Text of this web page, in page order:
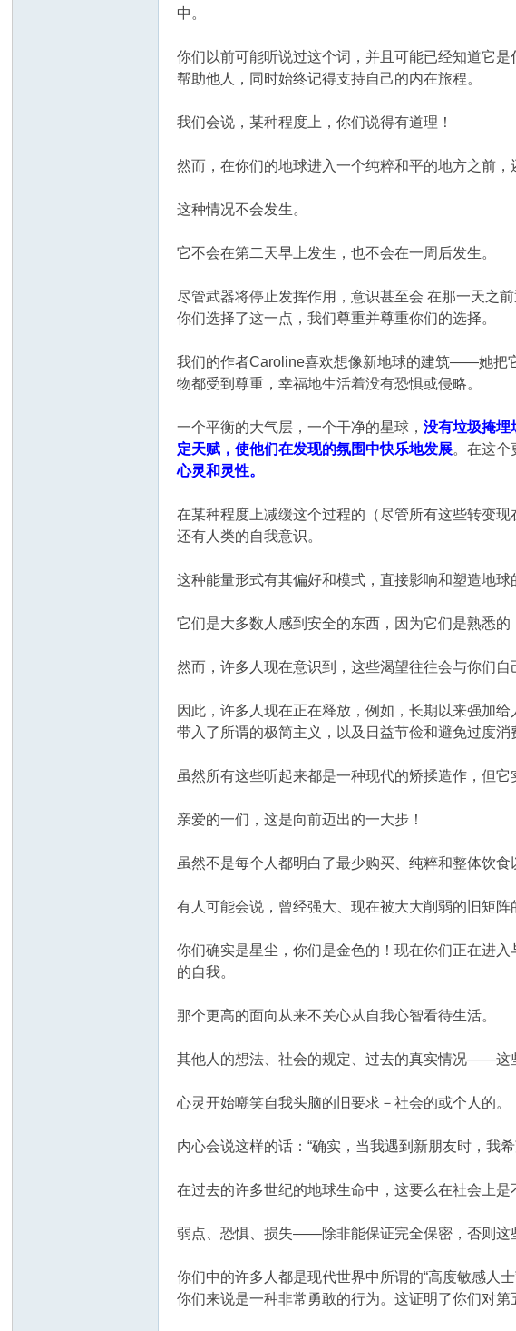
中。
你们以前可能听说过这个词，并且可能已经知道它
帮助他人，同时始终记得支持自己的内在旅程。
我们会说，某种程度上，你们说得有道理！
然而，在你们的地球进入一个纯粹和平的地方之前
这种情况不会发生。
它不会在第二天早上发生，也不会在一周后发生。
尽管武器将停止发挥作用，意识甚至会 在那一天之
你们选择了这一点，我们尊重并尊重你们的选择。
我们的作者Caroline喜欢想像新地球的建筑——她
物都受到尊重，幸福地生活着没有恐惧或侵略。
一个平衡的大气层，一个干净的星球，没有垃圾掩埋
定天赋，使他们在发现的氛围中快乐地发展。在这个
心灵和灵性。
在某种程度上减缓这个过程的（尽管所有这些转变
还有人类的自我意识。
这种能量形式有其偏好和模式，直接影响和塑造地球
它们是大多数人感到安全的东西，因为它们是熟悉
然而，许多人现在意识到，这些渴望往往会与你们自
因此，许多人现在正在释放，例如，长期以来强加
带入了所谓的极简主义，以及日益节俭和避免过度消
虽然所有这些听起来都是一种现代的矫揉造作，但
亲爱的一们，这是向前迈出的一大步！
虽然不是每个人都明白了最少购买、纯粹和整体饮
有人可能会说，曾经强大、现在被大大削弱的旧矩阵
你们确实是星尘，你们是金色的！现在你们正在进
的自我。
那个更高的面向从来不关心从自我心智看待生活。
其他人的想法、社会的规定、过去的真实情况——这
心灵开始嘲笑自我头脑的旧要求－社会的或个人的。
内心会说这样的话：“确实，当我遇到新朋友时，我
在过去的许多世纪的地球生命中，这要么在社会上是
弱点、恐惧、损失——除非能保证完全保密，否则这
你们中的许多人都是现代世界中所谓的“高度敏感人
你们来说是一种非常勇敢的行为。这证明了你们对第